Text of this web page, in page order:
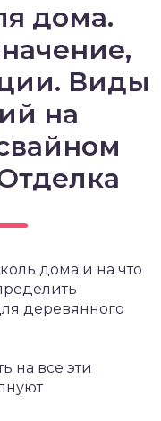
дома.
Виды
на
дома и на что
деревянного
на все эти